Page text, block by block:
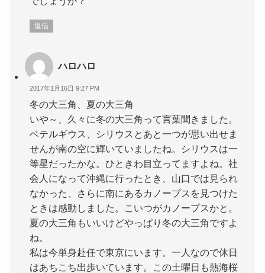
返信
ハロハロ
2017年1月16日 9:27 PM
冬の大三角、夏の大三角
いや～、久々に冬の大三角って言葉聞きました。
ベテルギウス、シリウスとあと一つが思い出せま
せんが南の空に輝いていましたね。シリウスは一
等星だったかな。ひときわ目立ってますよね。社
会人になって沖縄に行ったとき、山口では見られ
なかった、さらに南にあるカノープスを見つけた
ときは感動しました。こいつがカノープスかと。
夏の大三角もいいけどやっぱり冬の大三角ですよ
ね。
私は今単身赴任で東京にいます。一人なので休日
はあちこち出歩いています。この土曜日も熱海桜